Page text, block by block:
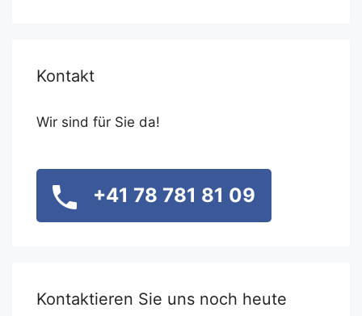
Kontakt
Wir sind für Sie da!
+41 78 781 81 09
Kontaktieren Sie uns noch heute